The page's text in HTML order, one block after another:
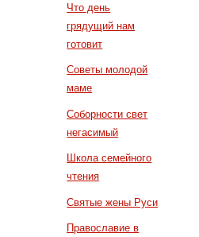
Что день
грядущий нам
готовит
Советы молодой
маме
Соборности свет
негасимый
Школа семейного
чтения
Святые жены Руси
Православие в